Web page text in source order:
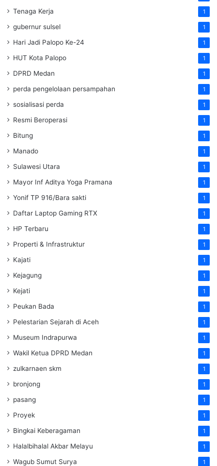
Tenaga Kerja 1
gubernur sulsel 1
Hari Jadi Palopo Ke-24 1
HUT Kota Palopo 1
DPRD Medan 1
perda pengelolaan persampahan 1
sosialisasi perda 1
Resmi Beroperasi 1
Bitung 1
Manado 1
Sulawesi Utara 1
Mayor Inf Aditya Yoga Pramana 1
Yonif TP 916/Bara sakti 1
Daftar Laptop Gaming RTX 1
HP Terbaru 1
Properti & Infrastruktur 1
Kajati 1
Kejagung 1
Kejati 1
Peukan Bada 1
Pelestarian Sejarah di Aceh 1
Museum Indrapurwa 1
Wakil Ketua DPRD Medan 1
zulkarnaen skm 1
bronjong 1
pasang 1
Proyek 1
Bingkai Keberagaman 1
Halalbihalal Akbar Melayu 1
Wagub Sumut Surya 1